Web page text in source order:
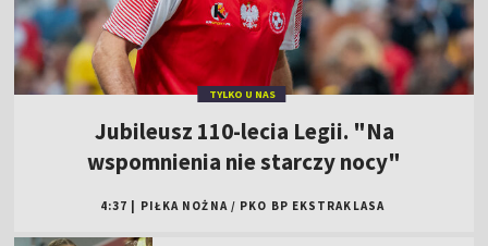
TYLKO U NAS
Jubileusz 110-lecia Legii. "Na
wspomnienia nie starczy nocy"
4:37 PIŁKA NOŻNA / PKO BP EKSTRAKLASA